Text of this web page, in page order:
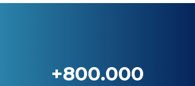
+800.000